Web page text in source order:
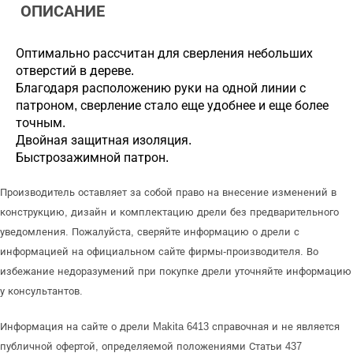
ОПИСАНИЕ
Оптимально рассчитан для сверления небольших
отверстий в дереве.
Благодаря расположению руки на одной линии с
патроном, сверление стало еще удобнее и еще более
точным.
Двойная защитная изоляция.
Быстрозажимной патрон.
Производитель оставляет за собой право на внесение изменений в
конструкцию, дизайн и комплектацию дрели без предварительного
уведомления. Пожалуйста, сверяйте информацию о дрели с
информацией на официальном сайте фирмы-производителя. Во
избежание недоразумений при покупке дрели уточняйте информацию
у консультантов.
Информация на сайте о дрели Makita 6413 справочная и не является
публичной офертой, определяемой положениями Статьи 437